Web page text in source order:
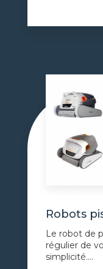
Robots
Le robot de
régulier de
simplicité....